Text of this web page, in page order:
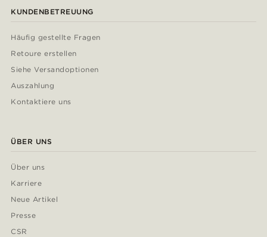
KUNDENBETREUUNG
Häufig gestellte Fragen
Retoure erstellen
Siehe Versandoptionen
Auszahlung
Kontaktiere uns
ÜBER UNS
Über uns
Karriere
Neue Artikel
Presse
CSR